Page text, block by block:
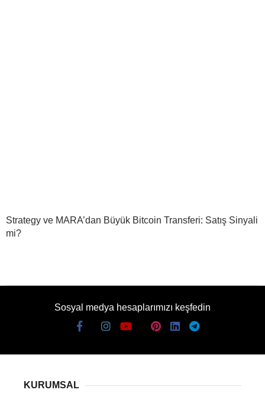
Strategy ve MARA’dan Büyük Bitcoin Transferi: Satış Sinyali
mi?
Sosyal medya hesaplarımızı keşfedin
KURUMSAL